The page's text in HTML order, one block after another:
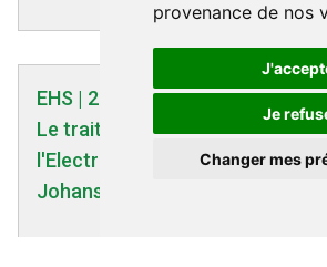
provenance de nos
Je
Changer mes
EHS | 29/02/2012
Le traitement cognitif n'a pas
l'Electrohypersensibilité (EHS)
Johansson - 29/02/2012